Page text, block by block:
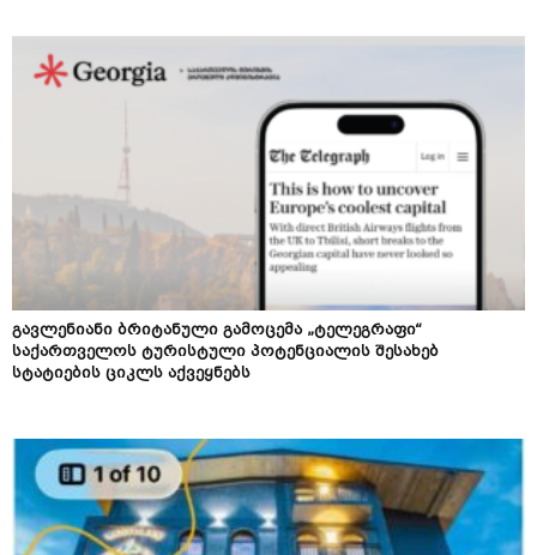
გავლენიანი ბრიტანული გამოცემა „ტელეგრაფი“
საქართველოს ტურისტული პოტენციალის შესახებ
სტატიების ციკლს აქვეყნებს